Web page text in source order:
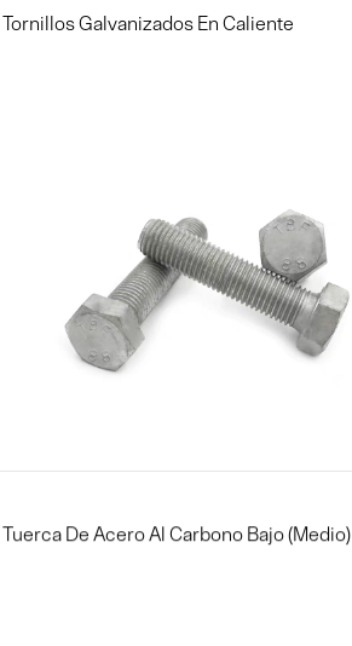
Tornillos Galvanizados En Caliente
Tuerca De Acero Al Carbono Bajo (medio)